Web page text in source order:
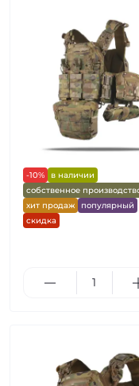
-10%
в наличии
собственное
хит продаж
популярный
скидка